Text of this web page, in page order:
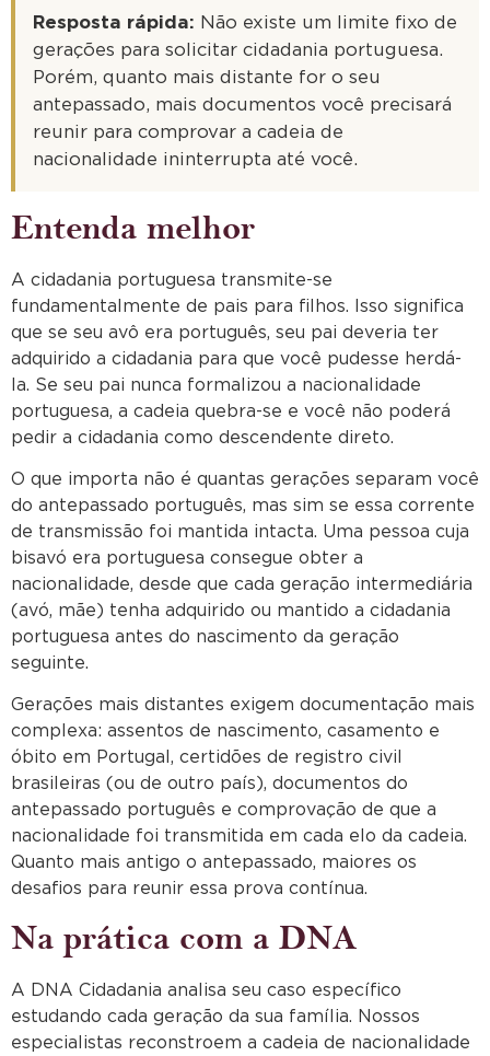
Resposta rápida: Não existe um limite fixo de
gerações para solicitar cidadania portuguesa.
Porém, quanto mais distante for o seu
antepassado, mais documentos você precisará
reunir para comprovar a cadeia de
nacionalidade ininterrupta até você.
Entenda melhor
A cidadania portuguesa transmite-se
fundamentalmente de pais para filhos. Isso significa
que se seu avô era português, seu pai deveria ter
adquirido a cidadania para que você pudesse herdá-
la. Se seu pai nunca formalizou a nacionalidade
portuguesa, a cadeia quebra-se e você não poderá
pedir a cidadania como descendente direto.
O que importa não é quantas gerações separam você
do antepassado português, mas sim se essa corrente
de transmissão foi mantida intacta. Uma pessoa cuja
bisavó era portuguesa consegue obter a
nacionalidade, desde que cada geração intermediária
(avó, mãe) tenha adquirido ou mantido a cidadania
portuguesa antes do nascimento da geração
seguinte.
Gerações mais distantes exigem documentação mais
complexa: assentos de nascimento, casamento e
óbito em Portugal, certidões de registro civil
brasileiras (ou de outro país), documentos do
antepassado português e comprovação de que a
nacionalidade foi transmitida em cada elo da cadeia.
Quanto mais antigo o antepassado, maiores os
desafios para reunir essa prova contínua.
Na prática com a DNA
A DNA Cidadania analisa seu caso específico
estudando cada geração da sua família. Nossos
especialistas reconstroem a cadeia de nacionalidade